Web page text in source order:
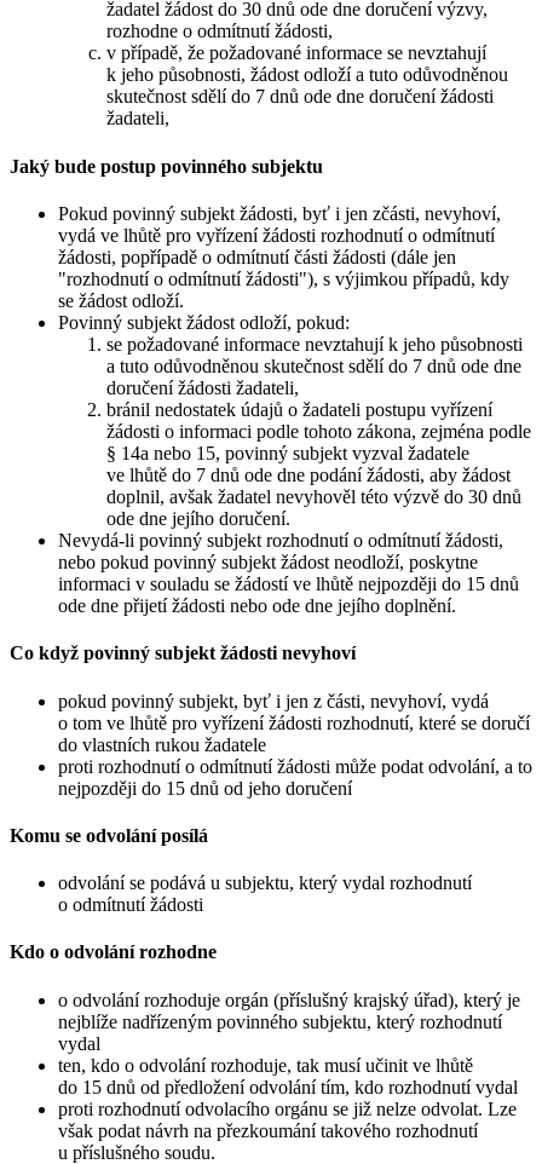
žadatel žádost do 30 dnů ode dne doručení výzvy,
rozhodne o odmítnutí žádosti,
v případě, že požadované informace se nevztahují
k jeho působnosti, žádost odloží a tuto odůvodněnou
skutečnost sdělí do 7 dnů ode dne doručení žádosti
žadateli,
Jaký bude postup povinného subjektu
Pokud povinný subjekt žádosti, byť i jen zčásti, nevyhoví,
vydá ve lhůtě pro vyřízení žádosti rozhodnutí o odmítnutí
žádosti, popřípadě o odmítnutí části žádosti (dále jen
"rozhodnutí o odmítnutí žádosti"), s výjimkou případů, kdy
se žádost odloží.
Povinný subjekt žádost odloží, pokud:
se požadované informace nevztahují k jeho působnosti
a tuto odůvodněnou skutečnost sdělí do 7 dnů ode dne
doručení žádosti žadateli,
bránil nedostatek údajů o žadateli postupu vyřízení
žádosti o informaci podle tohoto zákona, zejména podle
§ 14a nebo 15, povinný subjekt vyzval žadatele
ve lhůtě do 7 dnů ode dne podání žádosti, aby žádost
doplnil, avšak žadatel nevyhověl této výzvě do 30 dnů
ode dne jejího doručení.
Nevydá-li povinný subjekt rozhodnutí o odmítnutí žádosti,
nebo pokud povinný subjekt žádost neodloží, poskytne
informaci v souladu se žádostí ve lhůtě nejpozději do 15 dnů
ode dne přijetí žádosti nebo ode dne jejího doplnění.
Co když povinný subjekt žádosti nevyhoví
pokud povinný subjekt, byť i jen z části, nevyhoví, vydá
o tom ve lhůtě pro vyřízení žádosti rozhodnutí, které se doručí
do vlastních rukou žadatele
proti rozhodnutí o odmítnutí žádosti může podat odvolání, a to
nejpozději do 15 dnů od jeho doručení
Komu se odvolání posílá
odvolání se podává u subjektu, který vydal rozhodnutí
o odmítnutí žádosti
Kdo o odvolání rozhodne
o odvolání rozhoduje orgán (příslušný krajský úřad), který je
nejblíže nadřízeným povinného subjektu, který rozhodnutí
vydal
ten, kdo o odvolání rozhoduje, tak musí učinit ve lhůtě
do 15 dnů od předložení odvolání tím, kdo rozhodnutí vydal
proti rozhodnutí odvolacího orgánu se již nelze odvolat. Lze
však podat návrh na přezkoumání takového rozhodnutí
u příslušného soudu.